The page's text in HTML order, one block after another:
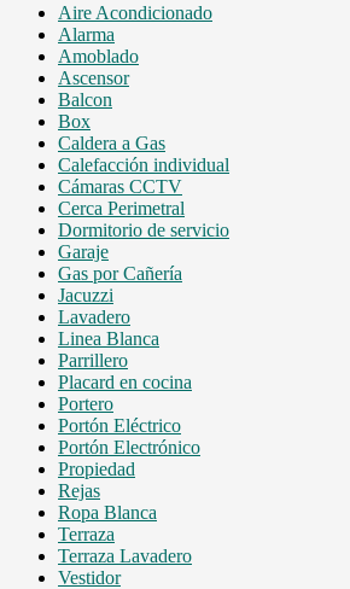
Aire Acondicionado
Alarma
Amoblado
Ascensor
Balcon
Box
Caldera a Gas
Calefacción individual
Cámaras CCTV
Cerca Perimetral
Dormitorio de servicio
Garaje
Gas por Cañería
Jacuzzi
Lavadero
Linea Blanca
Parrillero
Placard en cocina
Portero
Portón Eléctrico
Portón Electrónico
Propiedad
Rejas
Ropa Blanca
Terraza
Terraza Lavadero
Vestidor